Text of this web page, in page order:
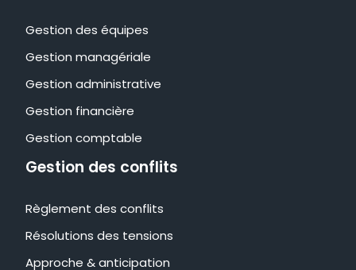
Gestion des équipes
Gestion managériale
Gestion administrative
Gestion financière
Gestion comptable
Gestion des conflits
Règlement des conflits
Résolutions des tensions
Approche & anticipation